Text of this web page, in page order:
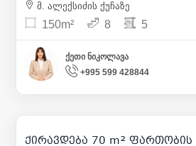
მ. ალექსიძის ქუჩაზე
150m² 8 5
ქეთი ნიკოლავა
+995 599 428844
9
ქირავდება 70 m²